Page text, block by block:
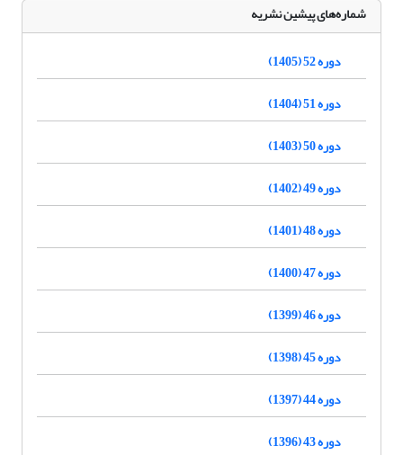
شماره‌های پیشین نشریه
دوره 52 (1405)
دوره 51 (1404)
دوره 50 (1403)
دوره 49 (1402)
دوره 48 (1401)
دوره 47 (1400)
دوره 46 (1399)
دوره 45 (1398)
دوره 44 (1397)
دوره 43 (1396)